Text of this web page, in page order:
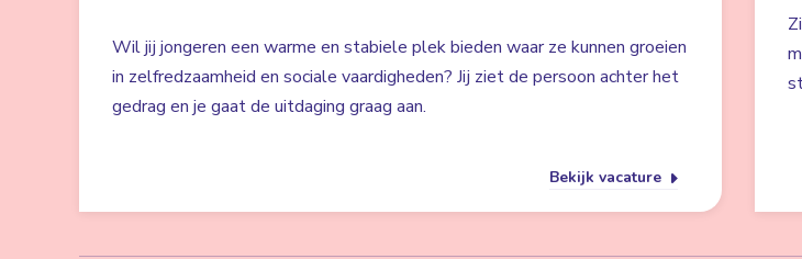
Wil jij jongeren een warme en stabiele plek bieden waar ze kunnen groeien
in zelfredzaamheid en sociale vaardigheden? Jij ziet de persoon achter het
gedrag en je gaat de uitdaging graag aan.
Bekijk vacature